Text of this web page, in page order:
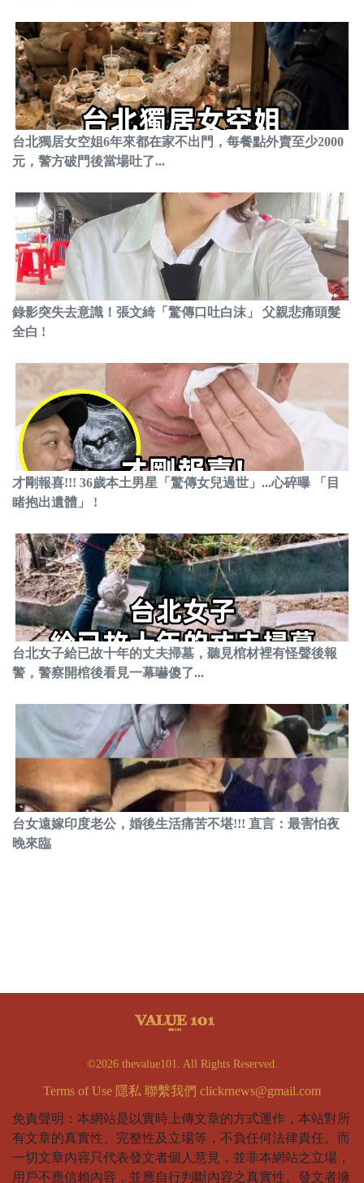
台北獨居女空姐6年來都在家不出門，每餐點外賣至少2000
元，警方破門後當場吐了...
錄影突失去意識！張文綺「驚傳口吐白沫」 父親悲痛頭髮
全白 !
才剛報喜!!! 36歲本土男星「驚傳女兒過世」...心碎曝 「目
睹抱出遺體」 !
台北女子給已故十年的丈夫掃墓，聽見棺材裡有怪聲後報
警，警察開棺後看見一幕嚇傻了...
台女遠嫁印度老公，婚後生活痛苦不堪!!! 直言：最害怕夜
晚來臨
©2026 thevalue101. All Rights Reserved.
Terms of Use 隱私 聯繫我們 clickrnews@gmail.com
免責聲明：本網站是以實時上傳文章的方式運作，本站對所
有文章的真實性、完整性及立場等，不負任何法律責任。而
一切文章內容只代表發文者個人意見，並非本網站之立場，
用戶不應信賴內容，並應自行判斷內容之真實性。發文者擁